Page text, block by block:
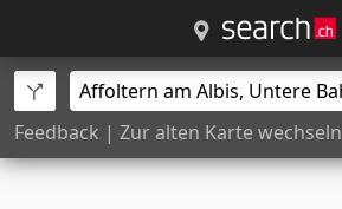
Feedback | Zur alten Karte wechseln